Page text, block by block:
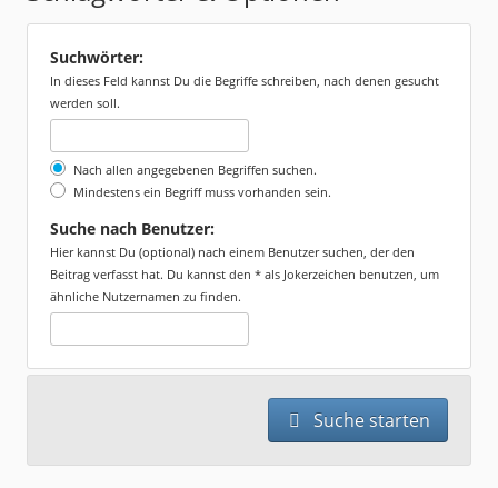
Suchwörter:
In dieses Feld kannst Du die Begriffe schreiben, nach denen gesucht
werden soll.
Nach allen angegebenen Begriffen suchen.
Mindestens ein Begriff muss vorhanden sein.
Suche nach Benutzer:
Hier kannst Du (optional) nach einem Benutzer suchen, der den
Beitrag verfasst hat. Du kannst den * als Jokerzeichen benutzen, um
ähnliche Nutzernamen zu finden.
Suche starten